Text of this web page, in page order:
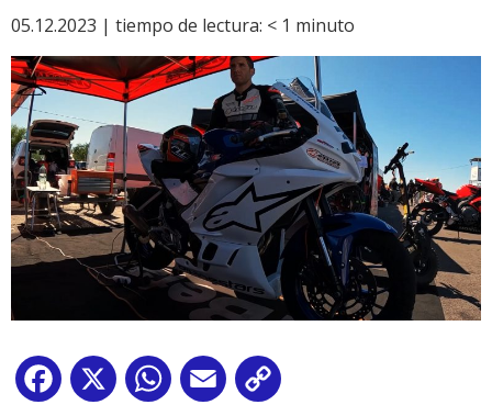
05.12.2023 | tiempo de lectura: < 1 minuto
Facebook
X WhatsApp
Email